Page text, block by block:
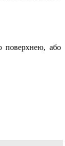
поверхнею, або